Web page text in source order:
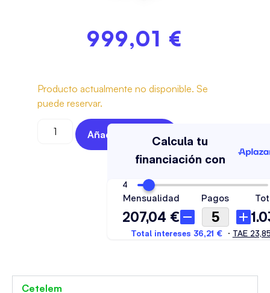
999,01 €
Producto actualmente no disponible. Se
puede reservar.
Añadir Al Carrito
Cetelem